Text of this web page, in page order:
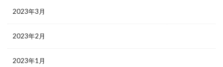
2023年3月
2023年2月
2023年1月